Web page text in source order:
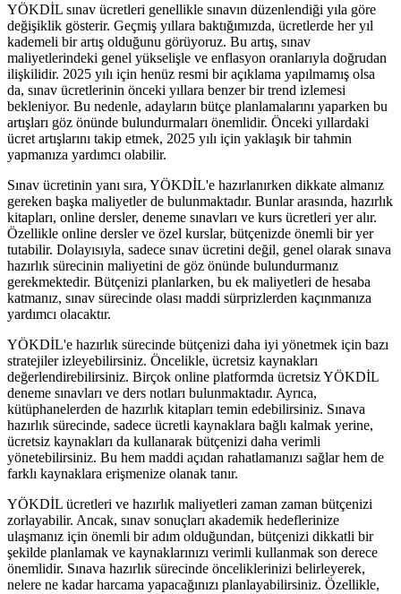
YÖKDİL sınav ücretleri genellikle sınavın düzenlendiği yıla göre
değişiklik gösterir. Geçmiş yıllara baktığımızda, ücretlerde her yıl
kademeli bir artış olduğunu görüyoruz. Bu artış, sınav
maliyetlerindeki genel yükselişle ve enflasyon oranlarıyla doğrudan
ilişkilidir. 2025 yılı için henüz resmi bir açıklama yapılmamış olsa
da, sınav ücretlerinin önceki yıllara benzer bir trend izlemesi
bekleniyor. Bu nedenle, adayların bütçe planlamalarını yaparken bu
artışları göz önünde bulundurmaları önemlidir. Önceki yıllardaki
ücret artışlarını takip etmek, 2025 yılı için yaklaşık bir tahmin
yapmanıza yardımcı olabilir.
Sınav ücretinin yanı sıra, YÖKDİL'e hazırlanırken dikkate almanız
gereken başka maliyetler de bulunmaktadır. Bunlar arasında, hazırlık
kitapları, online dersler, deneme sınavları ve kurs ücretleri yer alır.
Özellikle online dersler ve özel kurslar, bütçenizde önemli bir yer
tutabilir. Dolayısıyla, sadece sınav ücretini değil, genel olarak sınava
hazırlık sürecinin maliyetini de göz önünde bulundurmanız
gerekmektedir. Bütçenizi planlarken, bu ek maliyetleri de hesaba
katmanız, sınav sürecinde olası maddi sürprizlerden kaçınmanıza
yardımcı olacaktır.
YÖKDİL'e hazırlık sürecinde bütçenizi daha iyi yönetmek için bazı
stratejiler izleyebilirsiniz. Öncelikle, ücretsiz kaynakları
değerlendirebilirsiniz. Birçok online platformda ücretsiz YÖKDİL
deneme sınavları ve ders notları bulunmaktadır. Ayrıca,
kütüphanelerden de hazırlık kitapları temin edebilirsiniz. Sınava
hazırlık sürecinde, sadece ücretli kaynaklara bağlı kalmak yerine,
ücretsiz kaynakları da kullanarak bütçenizi daha verimli
yönetebilirsiniz. Bu hem maddi açıdan rahatlamanızı sağlar hem de
farklı kaynaklara erişmenize olanak tanır.
YÖKDİL ücretleri ve hazırlık maliyetleri zaman zaman bütçenizi
zorlayabilir. Ancak, sınav sonuçları akademik hedeflerinize
ulaşmanız için önemli bir adım olduğundan, bütçenizi dikkatli bir
şekilde planlamak ve kaynaklarınızı verimli kullanmak son derece
önemlidir. Sınava hazırlık sürecinde önceliklerinizi belirleyerek,
nelere ne kadar harcama yapacağınızı planlayabilirsiniz. Özellikle,